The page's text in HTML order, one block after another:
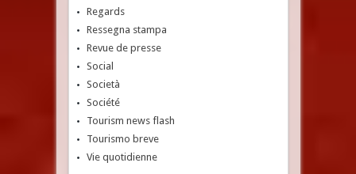
Regards
Ressegna stampa
Revue de presse
Social
Società
Société
Tourism news flash
Tourismo breve
Vie quotidienne